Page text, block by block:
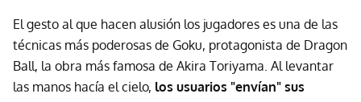
El gesto al que hacen alusión los jugadores es una de las
técnicas más poderosas de Goku, protagonista de Dragon
Ball, la obra más famosa de Akira Toriyama. Al levantar
las manos hacía el cielo, los usuarios "envían" sus